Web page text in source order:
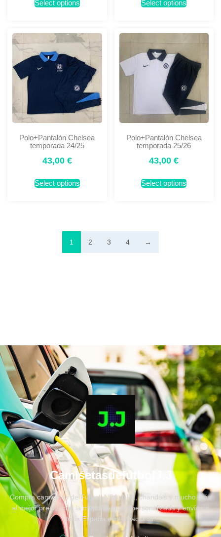
Select options Select options
Polo+Pantalón Chelsea
temporada 24/25
43,00 €
Select options
Polo+Pantalón Chelsea
temporada 25/26
43,00€
Select options
1 2 3 4 →
CamisetasdefutbolJ.J
Compra camisetas de Fútbol, NBA, NFL, chandals y mucho más
al mejor precio, con la mejor atención personalizada y envíos a
toda España e internacional.